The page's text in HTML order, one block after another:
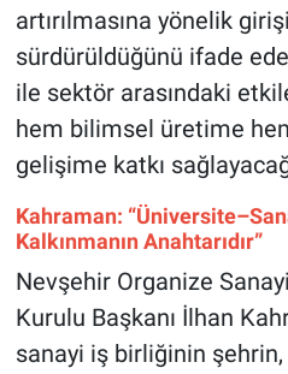
artırılmasına yönelik
sürdürüldüğünü ifade
ile sektör arasındaki
hem bilimsel üretime
gelişime katkı
Kahraman:
Kalkınmanın Anahtarıdır”
Nevşehir Organize
Kurulu Başkanı İlhan
sanayi iş birliğinin